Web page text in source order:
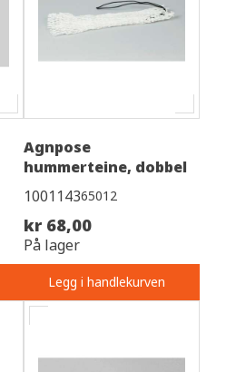
Agnpose
hummerteine, dobbel
100114365012
kr 68,00
På lager
Legg i handlekurven